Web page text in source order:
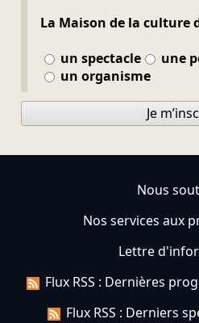
La Maison de la culture
un spectacle
une
un organisme
Je
Nous
Nos services aux
Lettre
Flux RSS : Dernières
Flux RSS : Derniers